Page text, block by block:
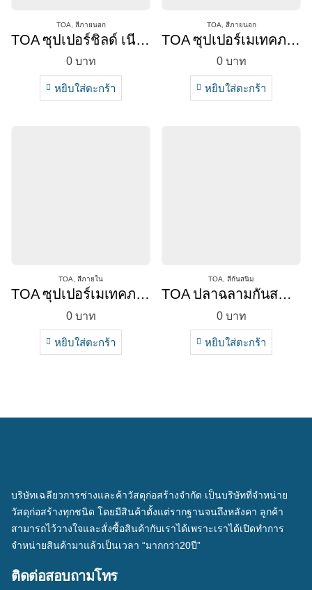
TOA สีภายนอก
TOA ซุปเปอร์ชิลด์ เนียน (ภายนอก)
0 บาท
หยิบใส่ตะกร้า
TOA สีภายนอก
TOA ซุปเปอร์เมเทคภายนอกด้าน
0 บาท
หยิบใส่ตะกร้า
TOA สีภายใน
TOA ซุปเปอร์เมเทคภายในด้าน
0 บาท
หยิบใส่ตะกร้า
TOA สีกันสนิม
TOA ปลาฉลามกันสนิมเทา
0 บาท
หยิบใส่ตะกร้า
บริษัทเฉลียวการช่างและค้าวัสดุก่อสร้างจำกัด เป็นบริษัทที่จำหน่าย
วัสดุก่อสร้างทุกชนิด โดยมีสินค้าตั้งแต่รากฐานจนถึงหลังคา ลูกค้า
สามารถไว้วางใจและสั่งซื้อสินค้ากับเราได้เพราะเราได้เปิดทำการ
จำหน่ายสินค้ามาแล้วเป็นเวลา “มากกว่า20ปี”
ติดต่อสอบถามโทร